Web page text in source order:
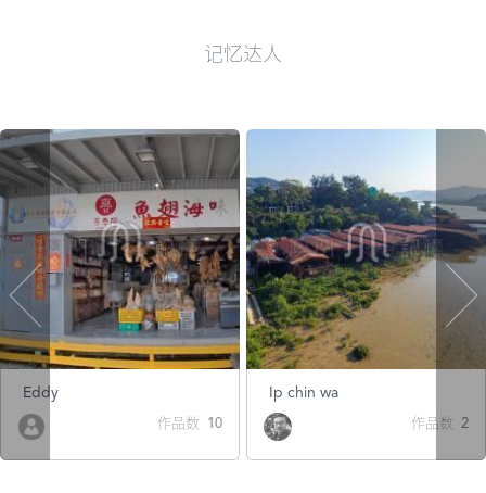
记忆达人
Eddy
作品数 10
Ip chin wa
作品数 2